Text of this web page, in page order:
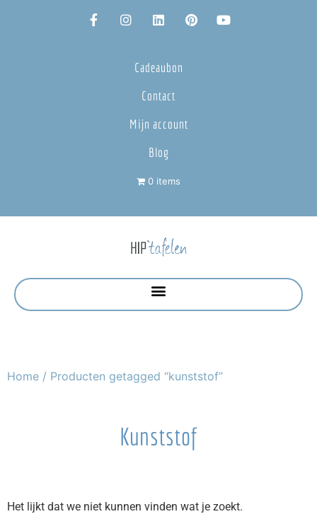
Cadeaubon
Contact
Mijn account
Blog
0 items
Home / Producten getagged “kunststof”
Kunststof
Het lijkt dat we niet kunnen vinden wat je zoekt.